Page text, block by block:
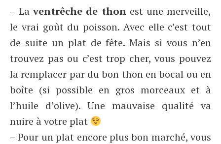
– Laventrêche de thonest une merveille,
le vrai goût du poisson. Avec elle c’est tout
de suite un plat de fête. Mais si vous n’en
trouvez pas ou c’est trop cher, vous pouvez
la remplacer par du bon thon en bocal ou en
boîte (si possible en gros morceaux et à
l’huile d’olive). Une mauvaise qualité va
nuire à votre plat
– Pour un plat encore plus bon marché, vous